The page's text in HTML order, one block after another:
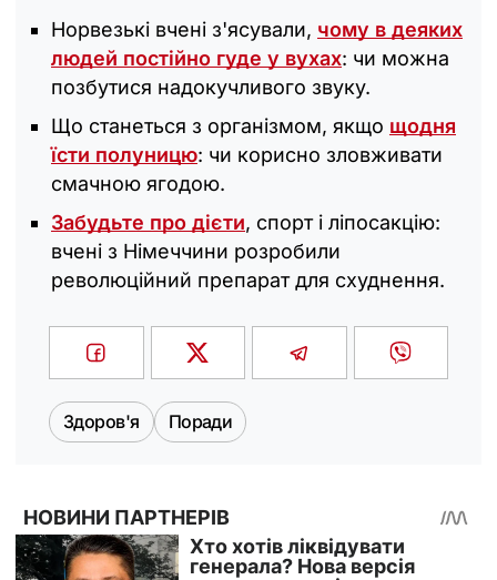
Норвезькі вчені з'ясували, чому в деяких
людей постійно гуде у вухах: чи можна
позбутися надокучливого звуку.
Що станеться з організмом, якщо щодня
їсти полуницю: чи корисно зловживати
смачною ягодою.
Забудьте про дієти, спорт і ліпосакцію:
вчені з Німеччини розробили
революційний препарат для схуднення.
Здоров'я Поради